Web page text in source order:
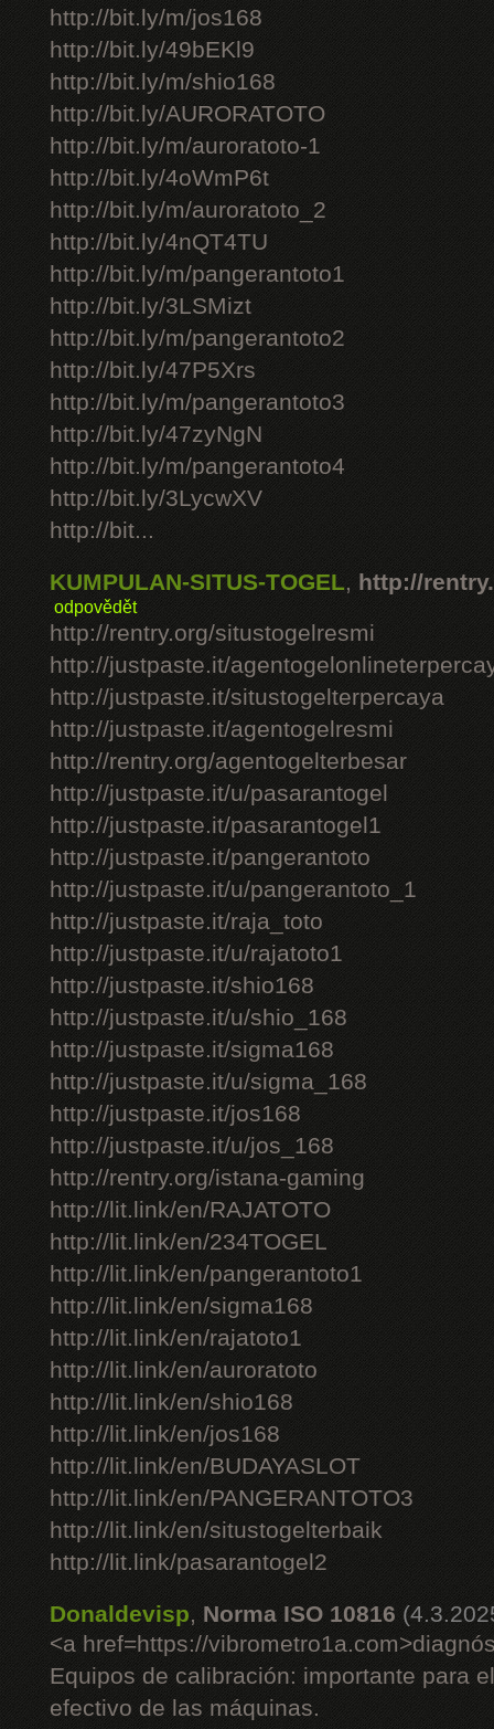
http://bit.ly/m/jos168
http://bit.ly/49bEKl9
http://bit.ly/m/shio168
http://bit.ly/AURORATOTO
http://bit.ly/m/auroratoto-1
http://bit.ly/4oWmP6t
http://bit.ly/m/auroratoto_2
http://bit.ly/4nQT4TU
http://bit.ly/m/pangerantoto1
http://bit.ly/3LSMizt
http://bit.ly/m/pangerantoto2
http://bit.ly/47P5Xrs
http://bit.ly/m/pangerantoto3
http://bit.ly/47zyNgN
http://bit.ly/m/pangerantoto4
http://bit.ly/3LycwXV
http://bit...
KUMPULAN-SITUS-TOGEL, http://
odpovědět
http://rentry.org/situstogelresmi
http://justpaste.it/
http://justpaste.it/situstogelterpercaya
http://justpaste.it/agentogelresmi
http://rentry.org/agentogelterbesar
http://justpaste.it/u/pasarantogel
http://justpaste.it/pasarantogel1
http://justpaste.it/pangerantoto
http://justpaste.it/u/pangerantoto_1
http://justpaste.it/raja_toto
http://justpaste.it/u/rajatoto1
http://justpaste.it/shio168
http://justpaste.it/u/shio_168
http://justpaste.it/sigma168
http://justpaste.it/u/sigma_168
http://justpaste.it/jos168
http://justpaste.it/u/jos_168
http://rentry.org/istana-gaming
http://lit.link/en/RAJATOTO
http://lit.link/en/234TOGEL
http://lit.link/en/pangerantoto1
http://lit.link/en/sigma168
http://lit.link/en/rajatoto1
http://lit.link/en/auroratoto
http://lit.link/en/shio168
http://lit.link/en/jos168
http://lit.link/en/BUDAYASLOT
http://lit.link/en/PANGERANTOTO3
http://lit.link/en/situstogelterbaik
http://lit.link/pasarantogel2
Donaldevisp, Norma ISO 10816
<a href=https://
Equipos de calibración: importante para
efectivo de las máquinas.